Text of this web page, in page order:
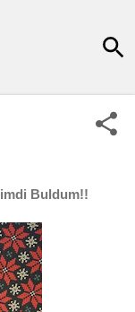
Buldum!!